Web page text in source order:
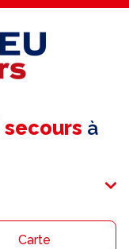
secours à
Carte